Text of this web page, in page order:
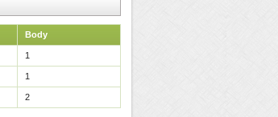
Body
1
1
2